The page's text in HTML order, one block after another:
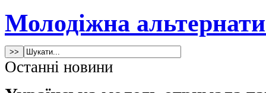
Молодіжна
Останні новини